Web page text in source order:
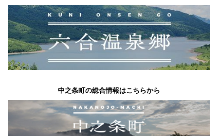
中之条町の総合情報はこちらから